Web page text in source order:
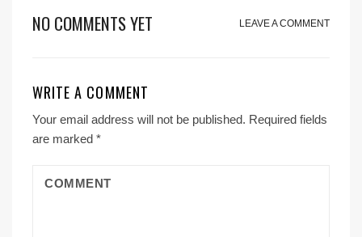
NO COMMENTS YET LEAVE A COMMENT
WRITE A COMMENT
Your email address will not be published. Required fields
are marked *